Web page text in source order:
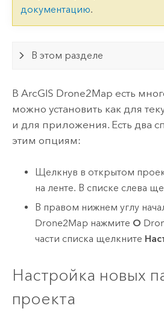
документацию.
В этом разделе
В ArcGIS Drone2Map есть
можно установить как для
и для приложения. Есть два
этим опциям:
Щелкнув в открытом
на ленте. В списке слева
В правом нижнем углу
Drone2Map нажмите О
части списка щелкните
Настройка новых
проекта